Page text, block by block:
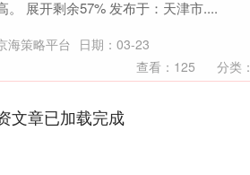
。 展开剩余57% 发布于：天津市....
海策略平台
日期：03-23
查看： 125 分类：
文章已加载完成